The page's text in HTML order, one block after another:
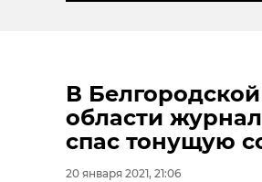
В Белгородской
области
спас тонущую
20 января 2021, 21:06